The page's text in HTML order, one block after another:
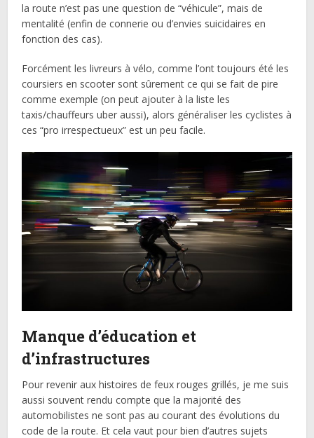
la route n’est pas une question de “véhicule”, mais de
mentalité (enfin de connerie ou d’envies suicidaires en
fonction des cas).
Forcément les livreurs à vélo, comme l’ont toujours été les
coursiers en scooter sont sûrement ce qui se fait de pire
comme exemple (on peut ajouter à la liste les
taxis/chauffeurs uber aussi), alors généraliser les cyclistes à
ces “pro irrespectueux” est un peu facile.
Manque d’éducation et
d’infrastructures
Pour revenir aux histoires de feux rouges grillés, je me suis
aussi souvent rendu compte que la majorité des
automobilistes ne sont pas au courant des évolutions du
code de la route. Et cela vaut pour bien d’autres sujets